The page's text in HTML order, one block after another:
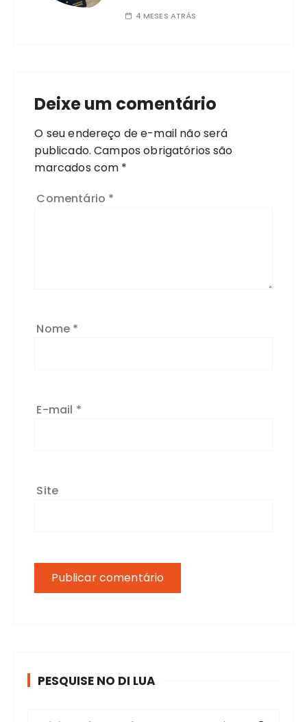
4 MESES ATRÁS
Deixe um comentário
O seu endereço de e-mail não será
publicado. Campos obrigatórios são
marcados com *
Comentário *
Nome *
E-mail *
Site
PESQUISE NO DI LUA